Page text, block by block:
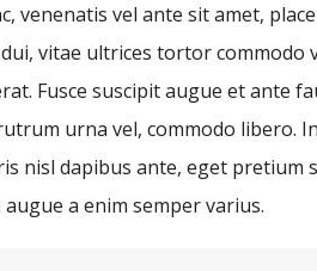
venenatis vel ante sit amet,
vitae ultrices tortor commodo
Fusce suscipit augue et ante
urna vel, commodo libero.
nisl dapibus ante, eget pretium
a enim semper varius.